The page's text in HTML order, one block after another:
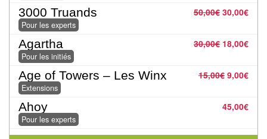
Pour
2
Joueurs
Ambiance
Coopératif
Gestion
50,00€ 30,00€
3000 Truands
Pour les experts
30,00€ 18,00€
Agartha
Pour les initiés
15,00€ 9,00€
Age of Towers – Les Winx
Extensions
45,00€
Ahoy
Pour les experts